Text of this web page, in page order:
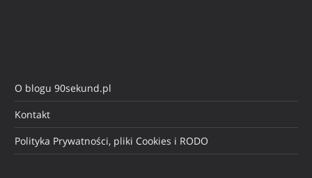
O blogu 90sekund.pl
Kontakt
Polityka Prywatności, pliki Cookies i RODO